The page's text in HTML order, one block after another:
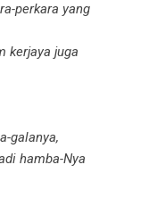
perkara yang
kerjaya juga
galanya,
hamba-Nya